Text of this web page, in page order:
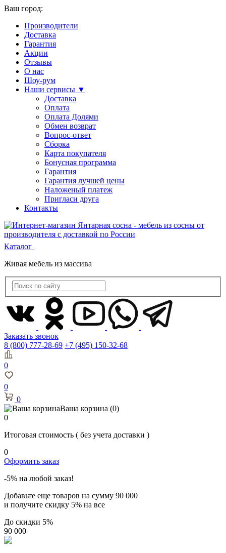
Ваш город:
Производители
Доставка
Гарантия
Акции
Отзывы
О нас
Шоу-рум
Наши сервисы ▼
Доставка
Оплата
Оплата Долями
Обмен возврат
Вопрос-ответ
Сборка
Карта покупателя
Бонусная программа
Гарантия
Гарантия лучшей цены
Наложеный платеж
Пригласи друга
Контакты
Каталог
Живая мебель из массива
Заказать звонок
8 (800) 777-28-69 +7 (495) 150-32-68
0
0
0
Ваша корзина (0)
0
Итоговая стоимость ( без учета доставки )
0
Оформить заказ
-5% на любой заказ!
Добавьте еще товаров на сумму 90 000
и получите скидку 5% на все
До скидки 5%
90 000